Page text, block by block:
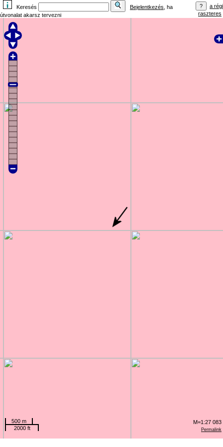
Keresés Bejelentkezés , ha
útvonalat akarsz tervezni
a régi
raszteres
Permalink
500 m
2000 ft
M=1:27 083